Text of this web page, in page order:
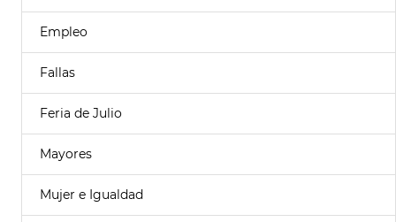
Empleo
Fallas
Feria de Julio
Mayores
Mujer e Igualdad